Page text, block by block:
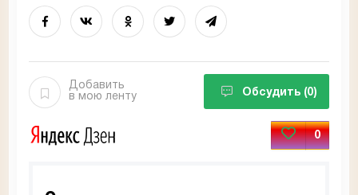
Добавить
в мою ленту
Обсудить (0)
0